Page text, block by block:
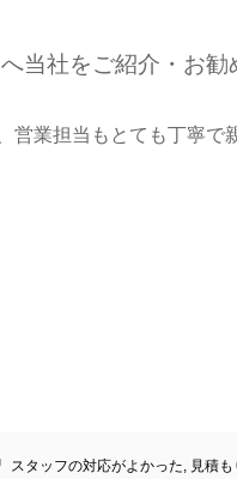
当社をご紹介・お
営業担当もとても丁寧で
スタッフの対応がよかった 見積